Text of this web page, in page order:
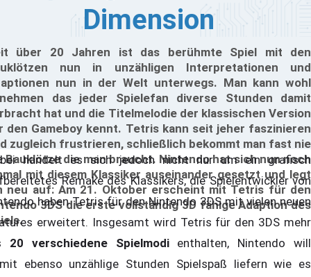
Dimension
über 20 Jahren ist das berühmte Spiel mit den
nun in unzähligen Interpretationen und
nun in der Welt unterwegs. Man kann wohl
das jeder Spielefan diverse Stunden damit
hat und die Titelmelodie der klassischen Version
den Gameboy kennt. Tetris kann seit jeher faszinieren
zugleich frustrieren, schließlich bekommt man fast nie
Bauklötze die man braucht. Nintendo hat sich nun noch
mit diesem Klassiker auseinander gesetzt und legt
neu auf: Am 21. Oktober erscheint mit Tetris für den
3DS die erste vollständig 3D fähige Adaption des
handelt es sich jedoch nicht nur um ein grafisch
Remake des Klassikers, die Spielentwickler von
haben Tetris für den Nintendo 3DS mit vielen neuen
erweitert. Insgesamt wird Tetris für den 3DS mehr
20 verschiedene Spielmodienthalten, Nintendo will
ebenso unzählige Stunden Spielspaß liefern wie es